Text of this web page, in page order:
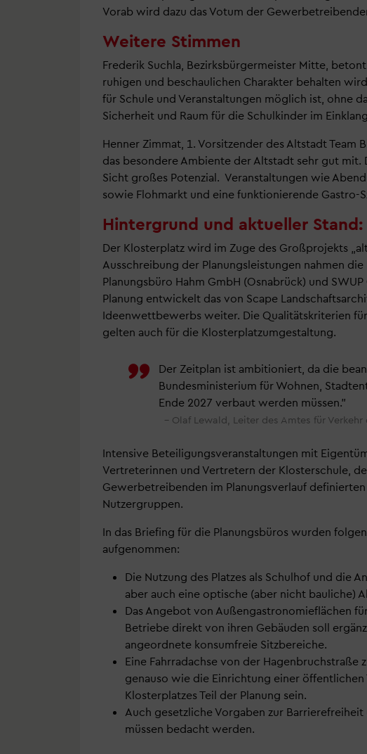
Vorab wird dazu das Votum der
Weitere Stimmen
Frederik Suchla, Bezirksbürgermeister Mitte,
ruhigen und beschaulichen Charakter behalten
für Schule und Veranstaltungen möglich ist, ohne
Sicherheit und Raum für die Schulkinder im
Henner Zimmat, 1. Vorsitzender des Altstadt Team
das besondere Ambiente der Altstadt sehr gut
Sicht großes Potenzial. Veranstaltungen wie
sowie Flohmarkt und eine funktionierende Gastro-
Hintergrund und aktueller Stand:
Der Klosterplatz wird im Zuge des Großprojekts
Ausschreibung der Planungsleistungen nahmen
Planungsbüro Hahm GmbH (Osnabrück) und
Planung entwickelt das von Scape
Ideenwettbewerbs weiter. Die Qualitätskriterien
gelten auch für die Klosterplatzumgestaltung.
Der Zeitplan ist ambitioniert, da die
Bundesministerium für Wohnen,
Ende 2027 verbaut werden müssen.
Olaf Lewald, Leiter des Amtes für
Intensive Beteiligungsveranstaltungen mit
Vertreterinnen und Vertretern der Klosterschule,
Gewerbetreibenden im Planungsverlauf
Nutzergruppen.
In das Briefing für die Planungsbüros wurden
aufgenommen:
Die Nutzung des Platzes als Schulhof und die
aber auch eine optische (aber nicht bauliche)
Das Angebot von Außengastronomieflächen
Betriebe direkt von ihren Gebäuden soll
angeordnete konsumfreie Sitzbereiche.
Eine Fahrradachse von der
genauso wie die Einrichtung einer
Klosterplatzes Teil der Planung sein.
Auch gesetzliche Vorgaben zur
müssen bedacht werden.